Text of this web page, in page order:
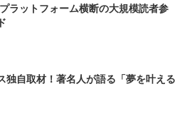
ラットフォーム横断の大規模読者参
独自取材！著名人が語る「夢を叶える